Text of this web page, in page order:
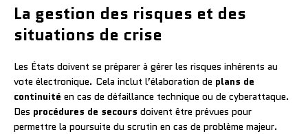
La gestion des risques et des
situations de crise
Les États doivent se préparer à gérer les risques inhérents au
vote électronique. Cela inclut l’élaboration de plans de
continuité en cas de défaillance technique ou de cyberattaque.
Des procédures de secours doivent être prévues pour
permettre la poursuite du scrutin en cas de problème majeur.